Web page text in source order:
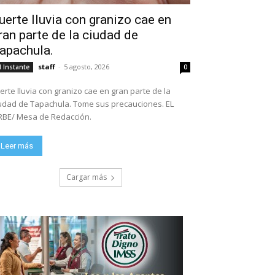
lluvia con granizo cae en
parte de la ciudad de
Instante staff - 5 agosto, 2026 0
lluvia con granizo cae en gran parte de la
de Tapachula. Tome sus precauciones. EL
Mesa de Redacción.
Leer más
Cargar más